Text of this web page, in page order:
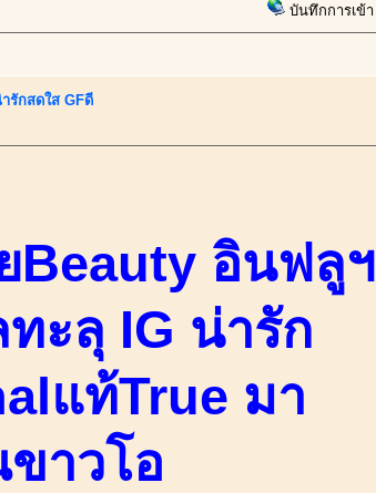
บันทึกการเข้า
รักสดใส GFดี
Beauty อินฟลูฯ
ะลุ IG น่ารัก
แท้True มา
าวโอ